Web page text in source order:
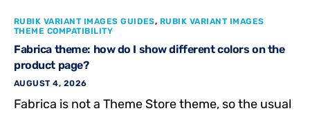
RUBIK VARIANT IMAGES GUIDES, RUBIK VARIANT IMAGES
THEME COMPATIBILITY
Fabrica theme: how do I show different colors on the
product page?
AUGUST 4, 2026
Fabrica is not a Theme Store theme, so the usual